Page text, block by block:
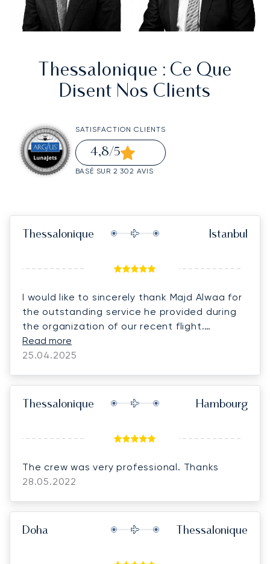
Thessalonique : Ce Que
Disent Nos Clients
SATISFACTION CLIENTS
4,8/5
BASÉ SUR 2 302 AVIS
Thessalonique Istanbul
I would like to sincerely thank Majd Alwaa for
the outstanding service he provided during
the organization of our recent flight.
Everything was arranged perfectly, with
great attention to detail, punctuality, and
working with him — the entire process was
smooth and effortless. Because of this
exceptional experience, my family and I will
LunaJets in the future. We highly appreciate
more flights together.
Read more
25.04.2025
Thessalonique Hambourg
The crew was very professional. Thanks
28.05.2022
Doha Thessalonique